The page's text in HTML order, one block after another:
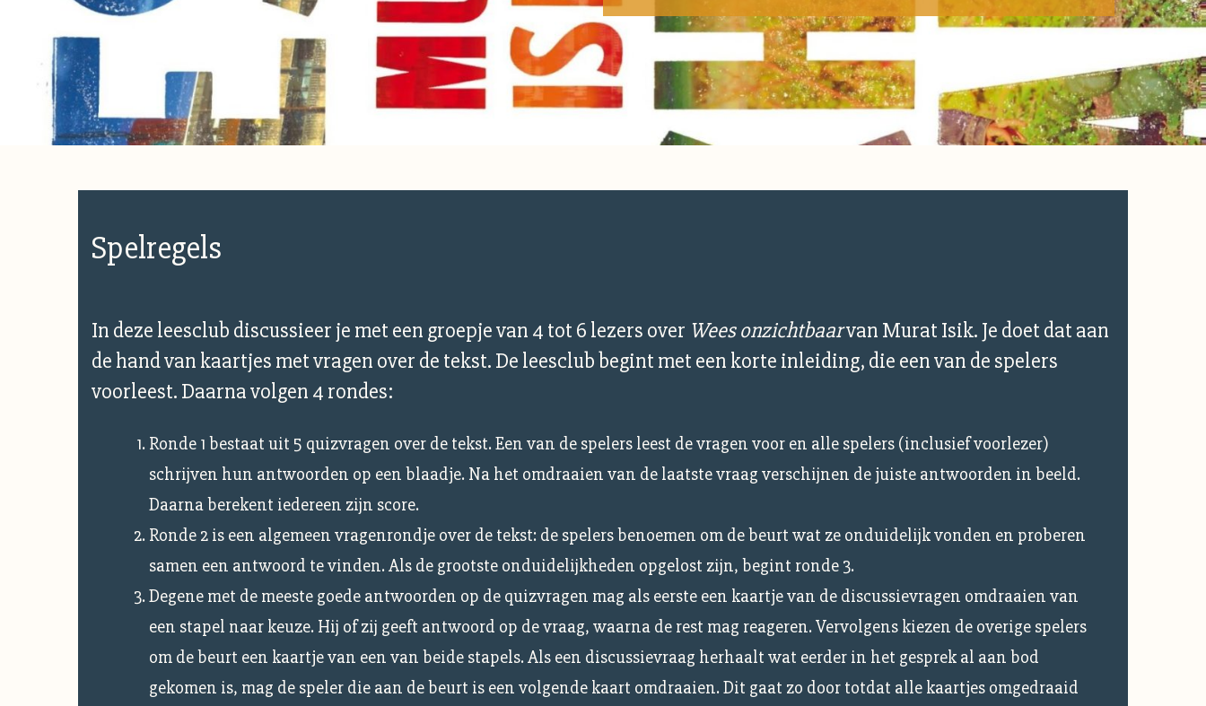
Spelregels
In deze leesclub discussieer je met een groepje van 4 tot 6 lezers over Wees onzichtbaarvan Murat Isik. Je doet dat aan
de hand van kaartjes met vragen over de tekst. De leesclub begint met een korte inleiding, die een van de spelers
voorleest. Daarna volgen 4 rondes:
Ronde 1 bestaat uit 5 quizvragen over de tekst. Een van de spelers leest de vragen voor en alle spelers (inclusief voorlezer)
schrijven hun antwoorden op een blaadje. Na het omdraaien van de laatste vraag verschijnen de juiste antwoorden in beeld.
Daarna berekent iedereen zijn score.
Ronde 2 is een algemeen vragenrondje over de tekst: de spelers benoemen om de beurt wat ze onduidelijk vonden en proberen
samen een antwoord te vinden. Als de grootste onduidelijkheden opgelost zijn, begint ronde 3.
Degene met de meeste goede antwoorden op de quizvragen mag als eerste een kaartje van de discussievragen omdraaien van
een stapel naar keuze. Hij of zij geeft antwoord op de vraag, waarna de rest mag reageren. Vervolgens kiezen de overige spelers
om de beurt een kaartje van een van beide stapels. Als een discussievraag herhaalt wat eerder in het gesprek al aan bod
gekomen is, mag de speler die aan de beurt is een volgende kaart omdraaien. Dit gaat zo door totdat alle kaartjes omgedraaid